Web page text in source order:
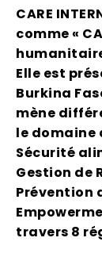
CARE
comme «
Elle est
Burkina
mène
le domaine
Sécurité
Gestion de
Prévention
travers 8